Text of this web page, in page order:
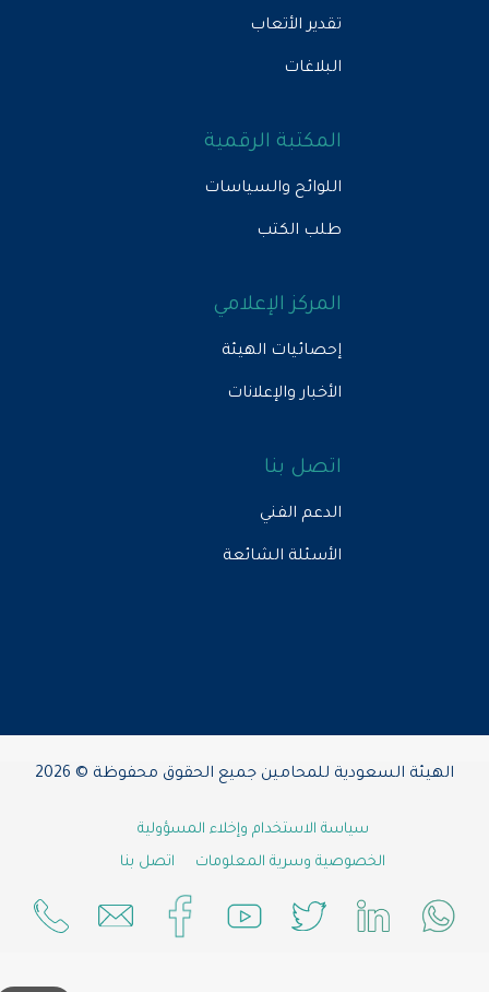
تقدير الأتعاب
البلاغات
المكتبة الرقمية
اللوائح والسياسات
طلب الكتب
المركز الإعلامي
إحصائيات الهيئة
الأخبار والإعلانات
اتصل بنا
الدعم الفني
الأسئلة الشائعة
الهيئة السعودية للمحامين جميع الحقوق محفوظة © 2026
سياسة الاستخدام وإخلاء المسؤولية
الخصوصية وسرية المعلومات
اتصل بنا